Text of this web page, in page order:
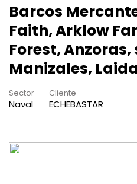
Barcos
Faith, Arklow
Forest,
Manizales,
Sector
Naval
Cliente
ECHEBASTAR